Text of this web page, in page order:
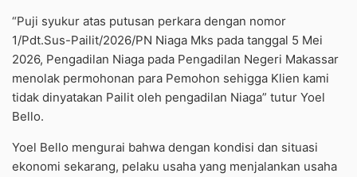
“Puji syukur atas putusan perkara dengan nomor
1/Pdt.Sus-Pailit/2026/PN Niaga Mks pada tanggal 5 Mei
2026, Pengadilan Niaga pada Pengadilan Negeri Makassar
menolak permohonan para Pemohon sehigga Klien kami
tidak dinyatakan Pailit oleh pengadilan Niaga” tutur Yoel
Bello.
Yoel Bello mengurai bahwa dengan kondisi dan situasi
ekonomi sekarang, pelaku usaha yang menjalankan usaha